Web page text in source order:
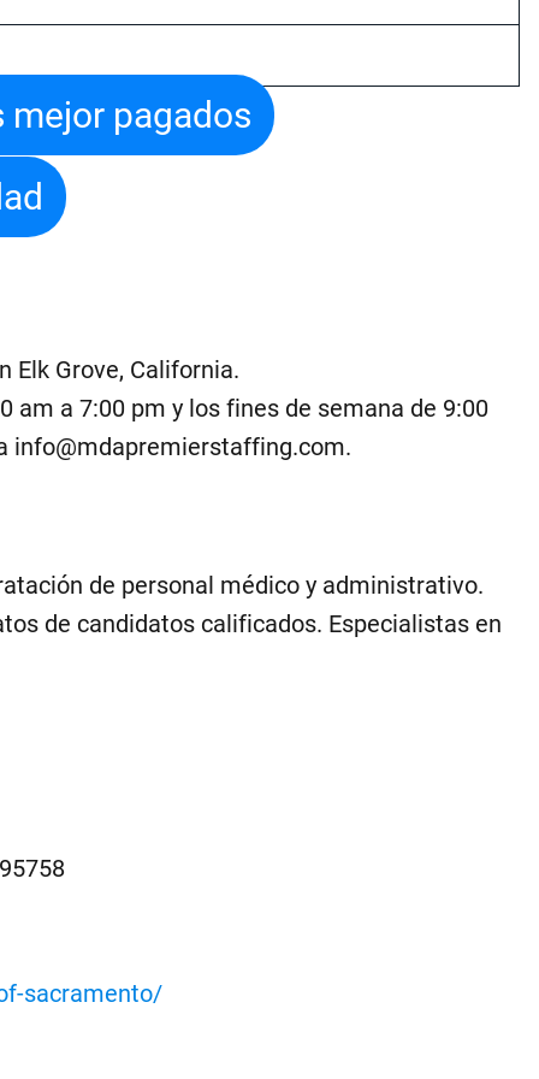
mejor pagados
Elk Grove, California.
am a 7:00 pm y los fines de semana de 9:00
info@mdapremierstaffing.com.
de personal médico y administrativo.
de candidatos calificados. Especialistas en
sacramento/